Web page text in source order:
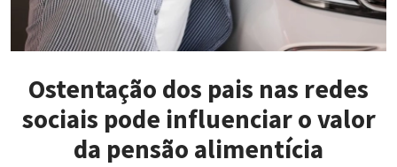
Ostentação dos pais nas redes
sociais pode influenciar o valor
da pensão alimentícia